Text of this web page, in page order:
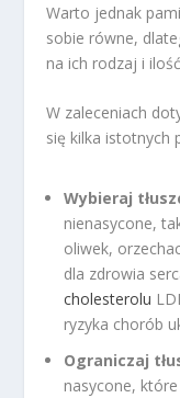
Warto jednak
sobie równe,
na ich rodzaj i
W zaleceniach
się kilka istotnych
Wybieraj
nienasycone,
oliwek,
dla zdrowia
cholesterolu
ryzyka chorób
Ograniczaj
nasycone,